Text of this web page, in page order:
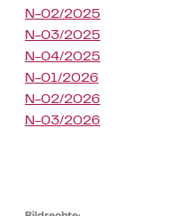
N-02/2025
N-03/2025
N-04/2025
N-01/2026
N-02/2026
N-03/2026